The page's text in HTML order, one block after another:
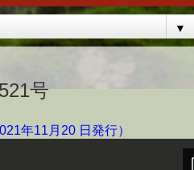
▼
号
年11月20 日発行）